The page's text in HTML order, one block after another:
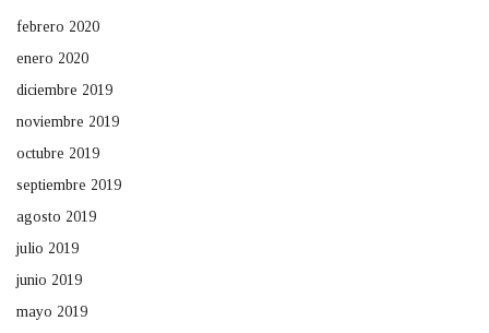
febrero 2020
enero 2020
diciembre 2019
noviembre 2019
octubre 2019
septiembre 2019
agosto 2019
julio 2019
junio 2019
mayo 2019